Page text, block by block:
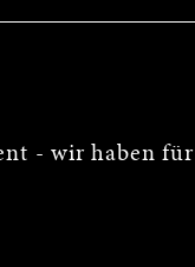
- wir haben für